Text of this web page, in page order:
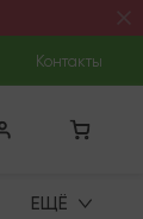
Контакты
ЕЩЁ